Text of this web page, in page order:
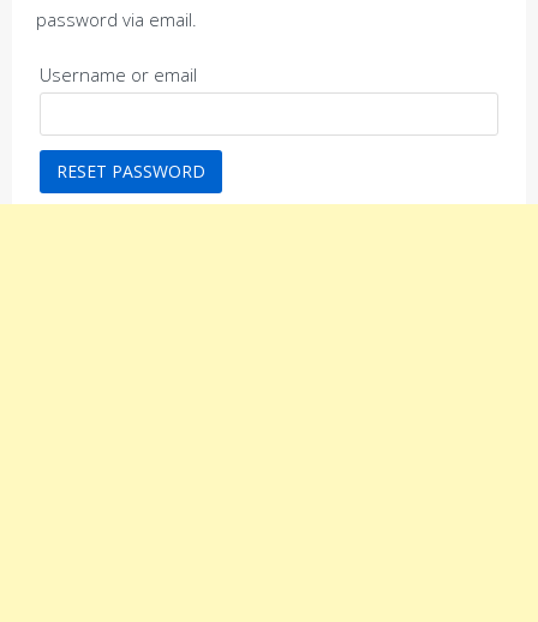
password via email.
Username or email
RESET PASSWORD